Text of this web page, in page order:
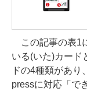
この記事の表1
いる(いた)カード
ドの4種類があ
pressに対応「で